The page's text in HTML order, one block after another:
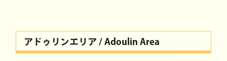
アドゥリンエリア / Adoulin Area